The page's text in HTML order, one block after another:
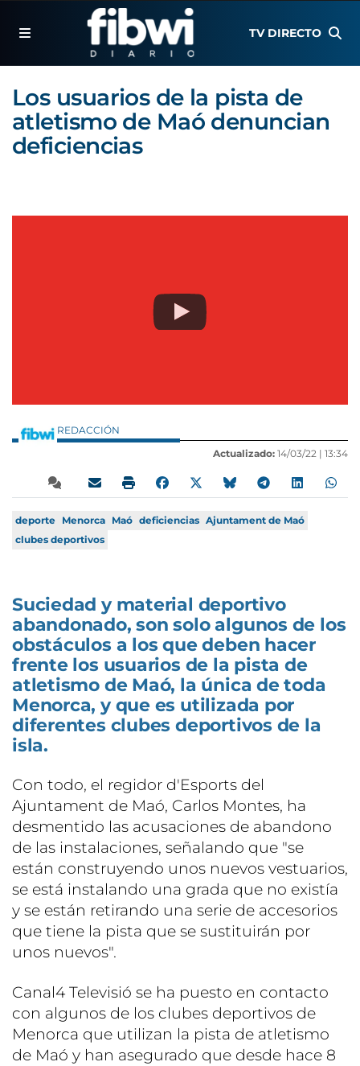
TV DIRECTO
Los usuarios de la pista de
atletismo de Maó denuncian
deficiencias
REDACCIÓN
Actualizado: 14/03/22 | 13:34
deporte Menorca Maó deficiencias Ajuntament de Maó
clubes deportivos
Suciedad y material deportivo
abandonado, son solo algunos de los
obstáculos a los que deben hacer
frente los usuarios de la pista de
atletismo de Maó, la única de toda
Menorca, y que es utilizada por
diferentes clubes deportivos de la
isla.
Con todo, el regidor d'Esports del
Ajuntament de Maó, Carlos Montes, ha
desmentido las acusaciones de abandono
de las instalaciones, señalando que "se
están construyendo unos nuevos vestuarios,
se está instalando una grada que no existía
y se están retirando una serie de accesorios
que tiene la pista que se sustituirán por
unos nuevos".
Canal4 Televisió se ha puesto en contacto
con algunos de los clubes deportivos de
Menorca que utilizan la pista de atletismo
de Maó y han asegurado que desde hace 8